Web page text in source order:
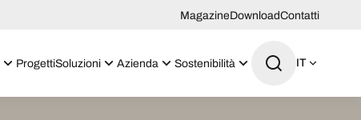
MagazineDownloadContatti
ProgettiSoluzioni Azienda Sostenibilità IT